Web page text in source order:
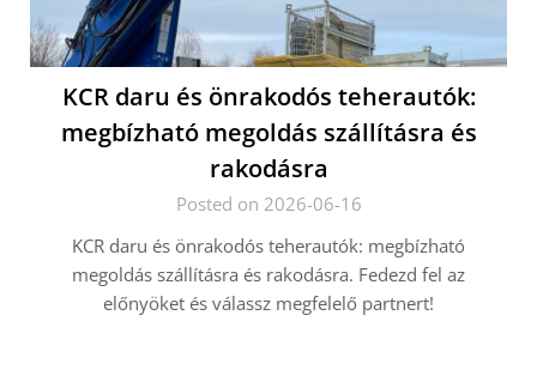
KCR daru és önrakodós teherautók:
megbízható megoldás szállításra és
rakodásra
Posted on 2026-06-16
KCR daru és önrakodós teherautók: megbízható
megoldás szállításra és rakodásra. Fedezd fel az
előnyöket és válassz megfelelő partnert!